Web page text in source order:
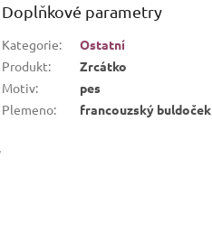
Doplňkové parametry
Kategorie:
Ostatní
Produkt:
Zrcátko
Motiv:
pes
Plemeno: francouzský buldoček